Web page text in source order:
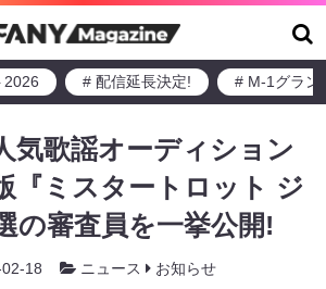
2026 # 配信延長決定! # M-1グラン
気歌謡オーディション
『ミスタートロット ジ
の審査員を一挙公開!
18 ニュース お知らせ